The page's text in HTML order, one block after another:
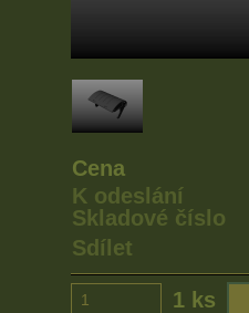
Cena
K odeslání
Skladové číslo
Sdílet
1 ks